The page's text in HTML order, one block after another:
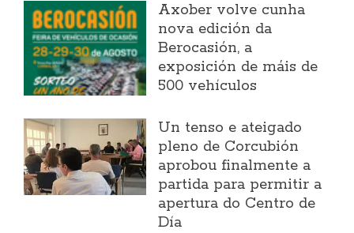
Axober volve cunha
nova edición da
Berocasión, a
exposición de máis de
500 vehículos
Un tenso e ateigado
pleno de Corcubión
aprobou finalmente a
partida para permitir a
apertura do Centro de
Día